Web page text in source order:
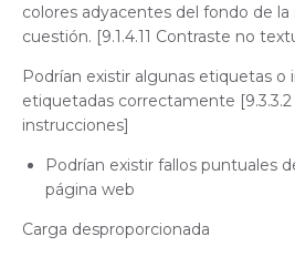
colores adyacentes del fondo de
cuestión. [9.1.4.11 Contraste no
Podrían existir algunas etiquetas o
etiquetadas correctamente
instrucciones]
Podrían existir fallos puntuales
página web
Carga desproporcionada